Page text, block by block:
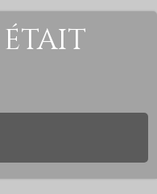
était